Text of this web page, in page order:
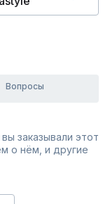
Вопросы
заказывали этот
о нём, и другие